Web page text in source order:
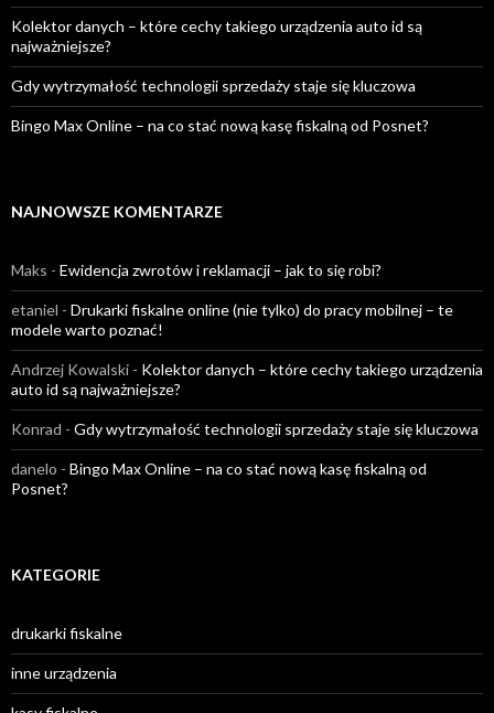
Kolektor danych – które cechy takiego urządzenia auto id są
najważniejsze?
Gdy wytrzymałość technologii sprzedaży staje się kluczowa
Bingo Max Online – na co stać nową kasę fiskalną od Posnet?
NAJNOWSZE KOMENTARZE
Maks - Ewidencja zwrotów i reklamacji – jak to się robi?
etaniel - Drukarki fiskalne online (nie tylko) do pracy mobilnej – te
modele warto poznać!
Andrzej Kowalski - Kolektor danych – które cechy takiego urządzenia
auto id są najważniejsze?
Konrad - Gdy wytrzymałość technologii sprzedaży staje się kluczowa
danelo - Bingo Max Online – na co stać nową kasę fiskalną od
Posnet?
KATEGORIE
drukarki fiskalne
inne urządzenia